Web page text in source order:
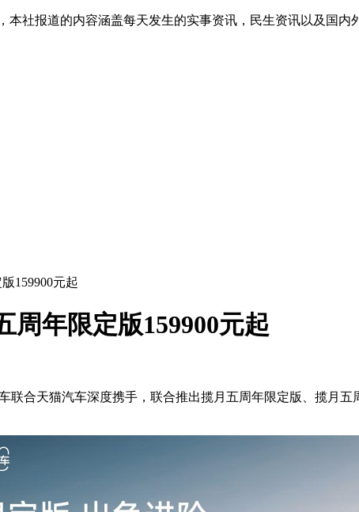
社报道的内容涵盖每天发生的实事资讯，民生资讯以及国内
159900元起
年限定版159900元起
联合天猫汽车深度携手，联合推出揽月五周年限定版、揽月